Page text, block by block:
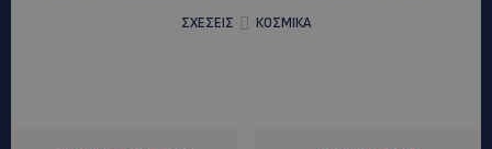
ΣΧΕΣΕΙΣ
ΚΟΣΜΙΚΑ